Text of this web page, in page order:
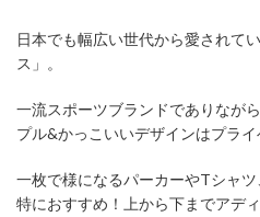
日本でも幅広い世代から愛されて
ス」。
一流スポーツブランドでありなが
プル&かっこいいデザインはプライ
一枚で様になるパーカーやTシャ
特におすすめ！上から下までアデ